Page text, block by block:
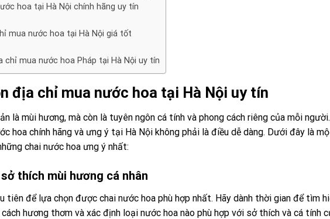
hoa tại Hà Nội chính hãng uy tín
mua nước hoa tại Hà Nội giá tốt
chỉ mua nước hoa Pháp tại Hà Nội uy tín
địa chỉ mua nước hoa tại Hà Nội uy tín
là mùi hương, mà còn là tuyên ngôn cá tính và phong cách riêng của mỗi người.
hoa chính hãng và ưng ý tại Hà Nội không phải là điều dễ dàng. Dưới đây là
chai nước hoa ưng ý nhất:
thích mùi hương cá nhân
tiên để lựa chọn được chai nước hoa phù hợp nhất. Hãy dành thời gian để tìm
hương thơm và xác định loại nước hoa nào phù hợp với sở thích và cá tính